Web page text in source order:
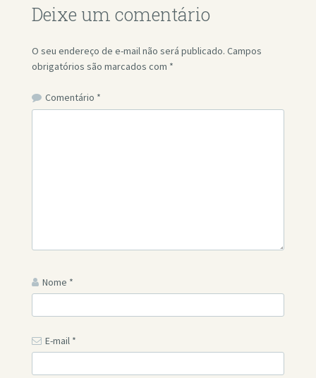
Deixe um comentário
O seu endereço de e-mail não será publicado. Campos
obrigatórios são marcados com *
Comentário *
Nome *
E-mail *